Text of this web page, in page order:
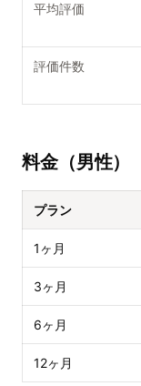
平均評価
評価件数
料金（男性）
プラン
1ヶ月
3ヶ月
6ヶ月
12ヶ月